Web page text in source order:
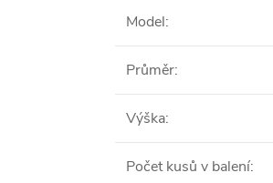
Model:
Průměr:
Výška:
Počet kusů v balení: